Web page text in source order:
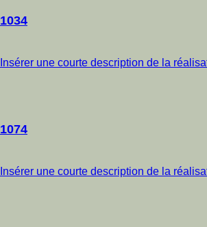
1034
Insérer une courte description de la
1074
Insérer une courte description de la